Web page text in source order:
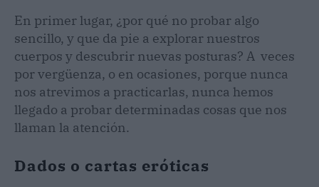
En primer lugar, ¿por qué no probar algo
sencillo, y que da pie a explorar nuestros
cuerpos y descubrir nuevas posturas? A veces
por vergüenza, o en ocasiones, porque nunca
nos atrevimos a practicarlas, nunca hemos
llegado a probar determinadas cosas que nos
llaman la atención.
Dados o cartas eróticas